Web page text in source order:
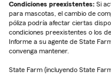
Condiciones preexistentes: Si
para mascotas, el cambio de
póliza podría afectar ciertas
condiciones preexistentes o los
Informe a su agente de State
convenga mantener.
State Farm (incluyendo State